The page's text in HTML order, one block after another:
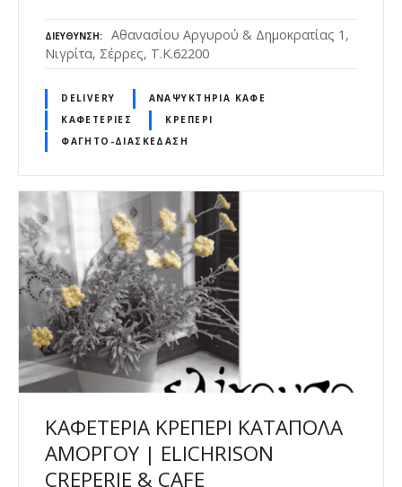
ΔΙΕΎΘΥΝΣΗ
Αθανασίου Αργυρού & Δημοκρατίας 1,
Νιγρίτα, Σέρρες, Τ.Κ.62200
DELIVERY
ΑΝΑΨΥΚΤΉΡΙΑ ΚΑΦΈ
ΚΑΦΕΤΈΡΙΕΣ
ΚΡΕΠΕΡΊ
ΦΑΓΗΤΌ-ΔΙΑΣΚΈΔΑΣΗ
ΚΑΦΕΤΕΡΙΑ ΚΡΕΠΕΡΙ ΚΑΤΑΠΟΛΑ
ΑΜΟΡΓΟΥ | ELICHRISON
CREPERIE & CAFE